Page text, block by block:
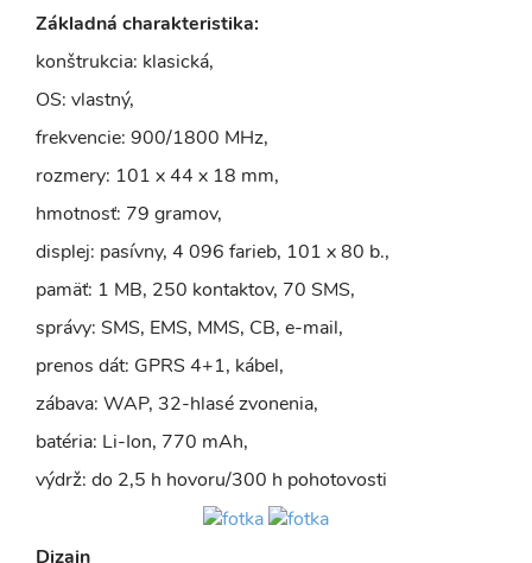
Základná charakteristika:
konštrukcia: klasická,
OS: vlastný,
frekvencie: 900/1800 MHz,
rozmery: 101 x 44 x 18 mm,
hmotnosť: 79 gramov,
displej: pasívny, 4 096 farieb, 101 x 80 b.,
pamäť: 1 MB, 250 kontaktov, 70 SMS,
správy: SMS, EMS, MMS, CB, e-mail,
prenos dát: GPRS 4+1, kábel,
zábava: WAP, 32-hlasé zvonenia,
batéria: Li-Ion, 770 mAh,
výdrž: do 2,5 h hovoru/300 h pohotovosti
Dizajn